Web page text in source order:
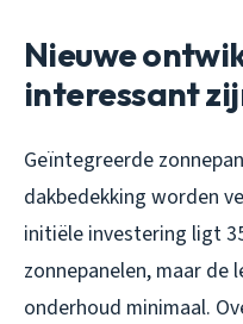
Nieuwe
interessant
Geïntegreerde
dakbedekking worden
initiële investering ligt
zonnepanelen, maar de
onderhoud minimaal.